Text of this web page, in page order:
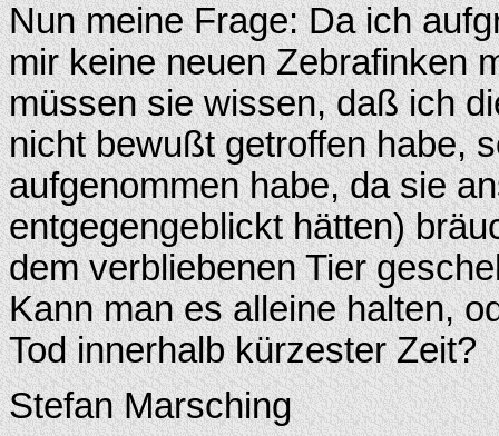
Nun meine Frage: Da ich
mir keine neuen Zebrafinken
müssen sie wissen, daß ich
nicht bewußt getroffen habe,
aufgenommen habe, da sie
entgegengeblickt hätten)
dem verbliebenen Tier
Kann man es alleine halten,
Tod innerhalb kürzester Zeit?
Stefan Marsching